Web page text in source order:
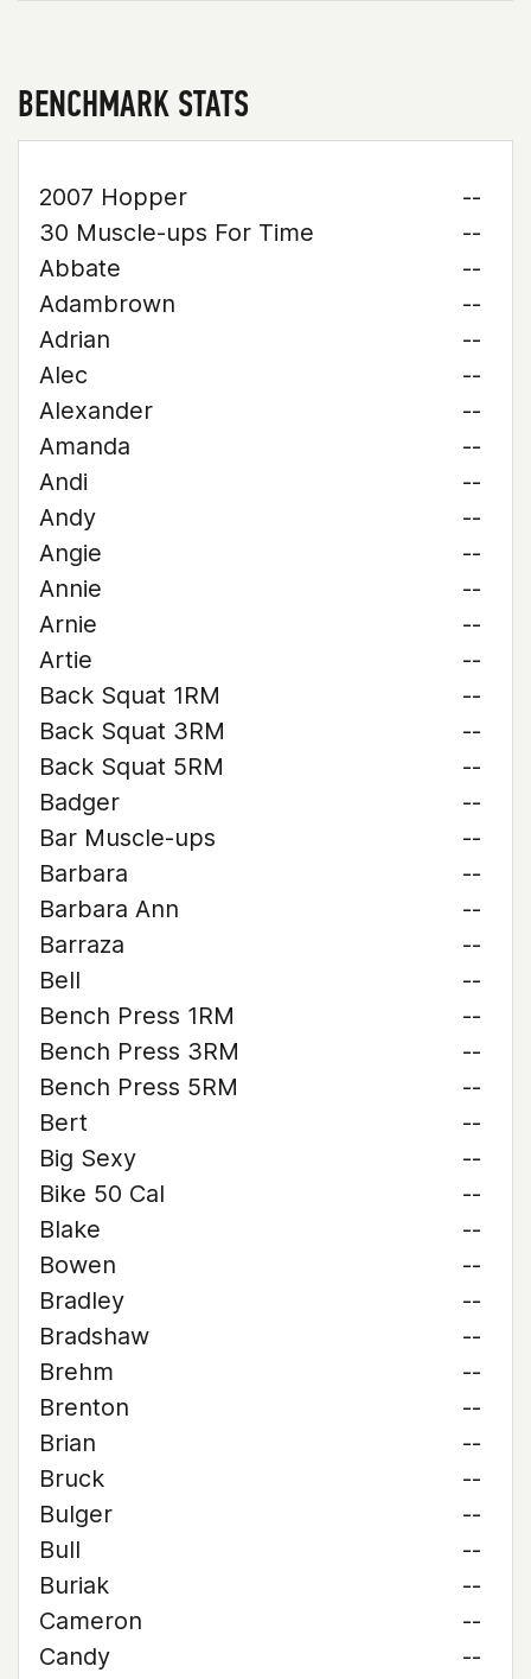
BENCHMARK STATS
2007 Hopper
--
30 Muscle-ups For Time
--
Abbate
--
Adambrown
--
Adrian
--
Alec
--
Alexander
--
Amanda
--
Andi
--
Andy
--
Angie
--
Annie
--
Arnie
--
Artie
--
Back Squat 1RM
--
Back Squat 3RM
--
Back Squat 5RM
--
Badger
--
Bar Muscle-ups
--
Barbara
--
Barbara Ann
--
Barraza
--
Bell
--
Bench Press 1RM
--
Bench Press 3RM
--
Bench Press 5RM
--
Bert
--
Big Sexy
--
Bike 50 Cal
--
Blake
--
Bowen
--
Bradley
--
Bradshaw
--
Brehm
--
Brenton
--
Brian
--
Bruck
--
Bulger
--
Bull
--
Buriak
--
Cameron
--
Candy
--